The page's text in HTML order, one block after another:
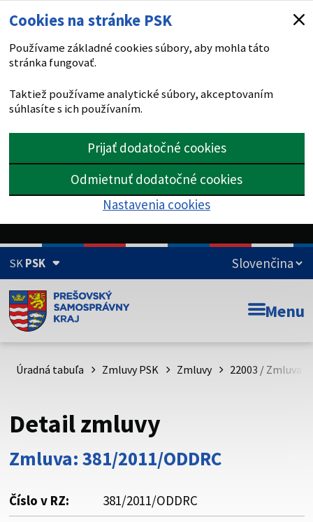
Cookies na stránke PSK
Používame základné cookies súbory, aby mohla táto
stránka fungovať.
Taktiež používame analytické súbory, akceptovaním
súhlasíte s ich používaním.
Prijať dodatočné cookies
Odmietnuť dodatočné cookies
Nastavenia cookies
SKPSK
Doména psk.sk je oficiálna
Toto je oficiálna webová stránka Prešovského
psk.sk.
Buďte pozorní a vždy sa uistite, že zdieľate informácie iba
cez zabezpečenú webovú stránku. Zabezpečená stránka
vždy začína https:// pred názvom domény webového sídla.
Menu
Úradná tabuľa Zmluvy PSK Zmluvy 22003 / Zmluva
Detail zmluvy
Zmluva: 381/2011/ODDRC
Číslo v RZ:
381/2011/ODDRC